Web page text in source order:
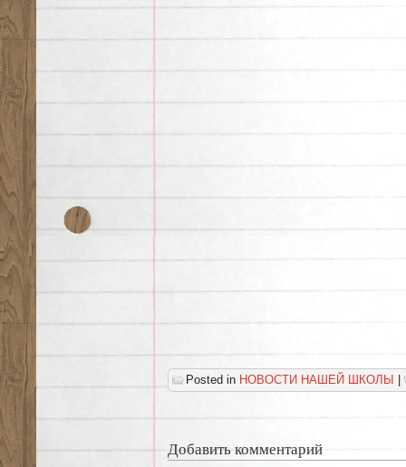
Posted in НОВОСТИ НАШЕЙ ШКОЛЫ |
Добавить комментарий